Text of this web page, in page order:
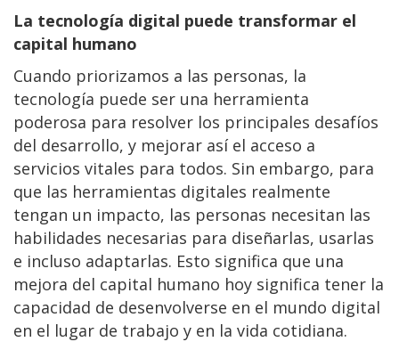
La tecnología digital puede transformar el
capital humano
Cuando priorizamos a las personas, la
tecnología puede ser una herramienta
poderosa para resolver los principales desafíos
del desarrollo, y mejorar así el acceso a
servicios vitales para todos. Sin embargo, para
que las herramientas digitales realmente
tengan un impacto, las personas necesitan las
habilidades necesarias para diseñarlas, usarlas
e incluso adaptarlas. Esto significa que una
mejora del capital humano hoy significa tener la
capacidad de desenvolverse en el mundo digital
en el lugar de trabajo y en la vida cotidiana.